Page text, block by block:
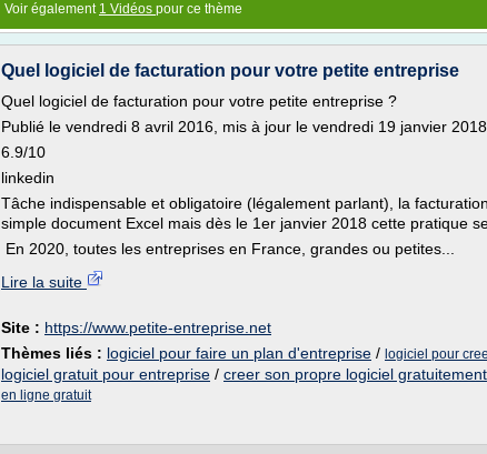
Voir également 1 Vidéos pour ce thème
Quel logiciel de facturation pour votre petite entreprise
Quel logiciel de facturation pour votre petite entreprise ?
Publié le vendredi 8 avril 2016, mis à jour le vendredi 19 janvier 2018
6.9/10
linkedin
Tâche indispensable et obligatoire (légalement parlant), la
simple document Excel mais dès le 1er janvier 2018 cette pratique
En 2020, toutes les entreprises en France, grandes ou petites...
Lire la suite
Site : https://www.petite-entreprise.net
Thèmes liés : logiciel pour faire un plan d'entreprise / logiciel pour
logiciel gratuit pour entreprise / creer son propre logiciel gratuitement
en ligne gratuit